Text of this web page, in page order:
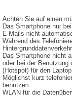
Hand
zu
Preisen
Achten Sie auf einen
Das Smartphone nur
E-Mails nicht
Während des
Das Smartphone nicht
oder bei der Benutzung
(Hotspot) für den Laptop.
Möglichst kurz
benutzen.
WLAN für die